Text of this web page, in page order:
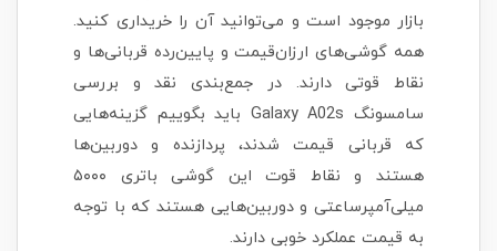
بازار موجود است و می‌توانید آن را خریداری کنید.
همه گوشی‌های ارزان‌قیمت و پایین‌رده قربانی‌ها و
نقاط قوتی دارند. در جمع‌بندی نقد و بررسی
سامسونگ Galaxy A02s باید بگوییم گزینه‌هایی
که قربانی قیمت شدند، پردازنده و دوربین‌ها
هستند و نقاط قوت این گوشی باتری ۵۰۰۰
میلی‌آمپرساعتی و دوربین‌هایی هستند که با توجه
به قیمت عملکرد خوبی دارند.